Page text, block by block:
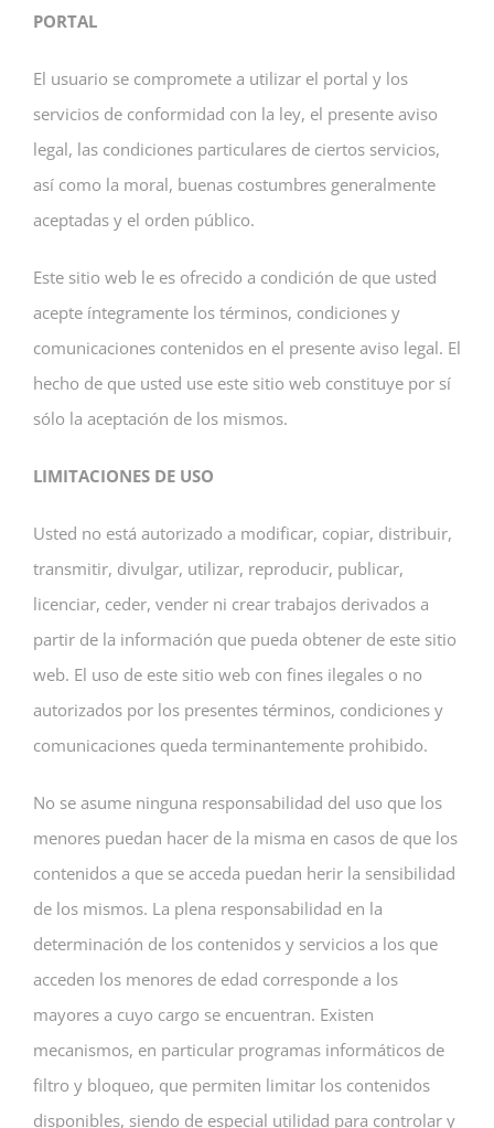
PORTAL
El usuario se compromete a utilizar el portal y los
servicios de conformidad con la ley, el presente aviso
legal, las condiciones particulares de ciertos servicios,
así como la moral, buenas costumbres generalmente
aceptadas y el orden público.
Este sitio web le es ofrecido a condición de que usted
acepte íntegramente los términos, condiciones y
comunicaciones contenidos en el presente aviso legal. El
hecho de que usted use este sitio web constituye por sí
sólo la aceptación de los mismos.
LIMITACIONES DE USO
Usted no está autorizado a modificar, copiar, distribuir,
transmitir, divulgar, utilizar, reproducir, publicar,
licenciar, ceder, vender ni crear trabajos derivados a
partir de la información que pueda obtener de este sitio
web. El uso de este sitio web con fines ilegales o no
autorizados por los presentes términos, condiciones y
comunicaciones queda terminantemente prohibido.
No se asume ninguna responsabilidad del uso que los
menores puedan hacer de la misma en casos de que los
contenidos a que se acceda puedan herir la sensibilidad
de los mismos. La plena responsabilidad en la
determinación de los contenidos y servicios a los que
acceden los menores de edad corresponde a los
mayores a cuyo cargo se encuentran. Existen
mecanismos, en particular programas informáticos de
filtro y bloqueo, que permiten limitar los contenidos
disponibles, siendo de especial utilidad para controlar y